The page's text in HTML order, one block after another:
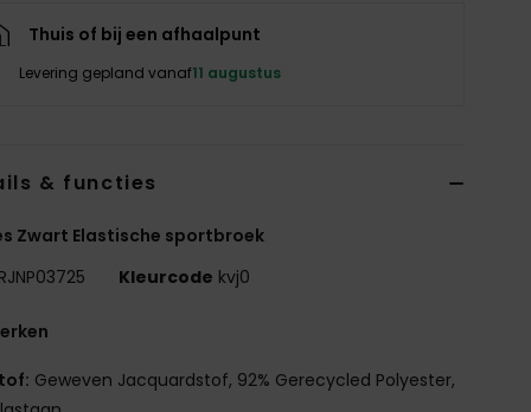
Thuis of bij een afhaalpunt
Levering gepland vanaf11 augustus
& functies
Zwart Elastische sportbroek
Kleurcode kvj0
Geweven Jacquardstof, 92% Gerecycled Polyester,